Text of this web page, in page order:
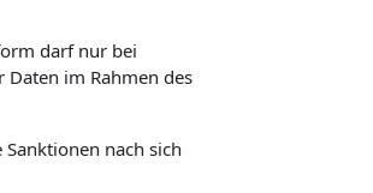
darf nur bei
im Rahmen des
nach sich